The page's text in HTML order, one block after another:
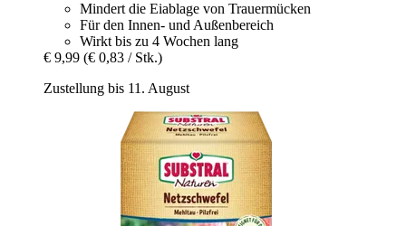
Mindert die Eiablage von Trauermücken
Für den Innen- und Außenbereich
Wirkt bis zu 4 Wochen lang
€ 9,99 (€ 0,83 / Stk.)
Zustellung bis 11. August